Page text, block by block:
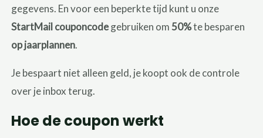
gegevens. En voor een beperkte tijd kunt u onze
StartMail couponcodegebruiken om 50%te besparen
op jaarplannen.
Je bespaart niet alleen geld, je koopt ook de controle
over je inbox terug.
Hoe de coupon werkt